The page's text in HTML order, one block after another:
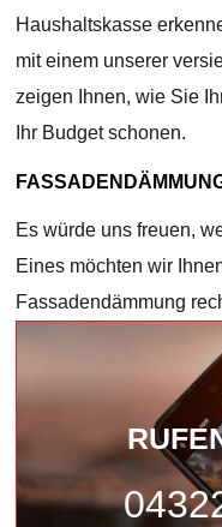
Haushaltskasse
mit einem unserer
zeigen Ihnen, wie Sie
Ihr Budget schonen.
Es würde uns freuen,
Eines möchten wir
Fassadendämmung